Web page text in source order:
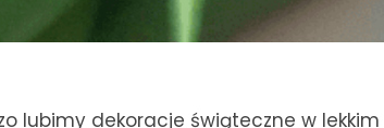
lubimy dekoracje świąteczne w